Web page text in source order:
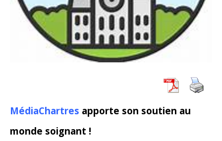
MédiaChartres apporte son soutien au
monde soignant !